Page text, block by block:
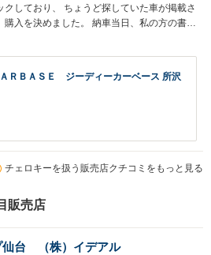
しており、 ちょうど探していた車が掲載さ
た。 納車当日、私の方の書類
というトラブルが発生しましたが、迅速な対
ＲＢＡＳＥ ジーディーカーベース 所沢
チェロキーを扱う販売店クチコミをもっと見る
販売店
台 （株）イデアル